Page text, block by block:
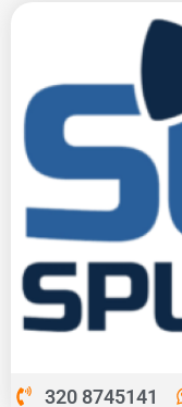
320 8745141